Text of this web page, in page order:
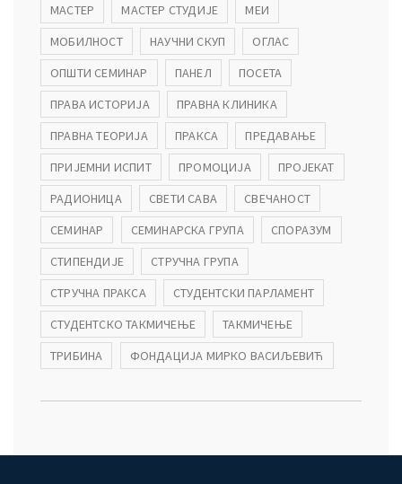
МАСТЕР
МАСТЕР СТУДИЈЕ
МЕИ
МОБИЛНОСТ
НАУЧНИ СКУП
ОГЛАС
ОПШТИ СЕМИНАР
ПАНЕЛ
ПОСЕТА
ПРАВА ИСТОРИЈА
ПРАВНА КЛИНИКА
ПРАВНА ТЕОРИЈА
ПРАКСА
ПРЕДАВАЊЕ
ПРИЈЕМНИ ИСПИТ
ПРОМОЦИЈА
ПРОЈЕКАТ
РАДИОНИЦА
СВЕТИ САВА
СВЕЧАНОСТ
СЕМИНАР
СЕМИНАРСКА ГРУПА
СПОРАЗУМ
СТИПЕНДИЈЕ
СТРУЧНА ГРУПА
СТРУЧНА ПРАКСА
СТУДЕНТСКИ ПАРЛАМЕНТ
СТУДЕНТСКО ТАКМИЧЕЊЕ
ТАКМИЧЕЊЕ
ТРИБИНА
ФОНДАЦИЈА МИРКО ВАСИЉЕВИЋ